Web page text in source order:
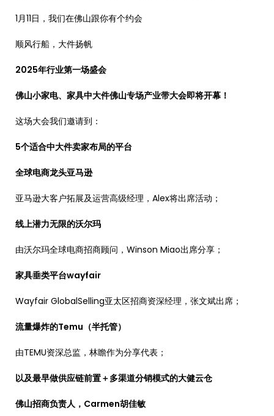
1月11日，我们在佛山跟你有个约会
顺风行船，大件扬帆
2025年行业第一场盛会
佛山小家电、家具中大件佛山专场产业带大会即将开幕！
这场大会我们邀请到：
5个适合中大件卖家布局的平台
全球电商龙头亚马逊
亚马逊大客户拓展及运营高级经理，Alex将出席活动；
线上潜力无限的沃尔玛
由沃尔玛全球电商招商顾问，Winson Miao出席分享；
家具垂类平台wayfair
Wayfair GlobalSelling亚太区招商资深经理，张文斌出席；
流量爆炸的Temu（半托管）
由TEMU资深总监，林瞻作为分享代表；
以及最早做供应链前置＋多渠道分销模式的大健云仓
佛山招商负责人，Carmen胡佳敏